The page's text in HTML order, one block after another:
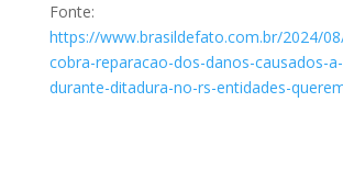
Fonte:
https://www.brasildefato.com.br/2024/
cobra-reparacao-dos-danos-causados-
durante-ditadura-no-rs-entidades-